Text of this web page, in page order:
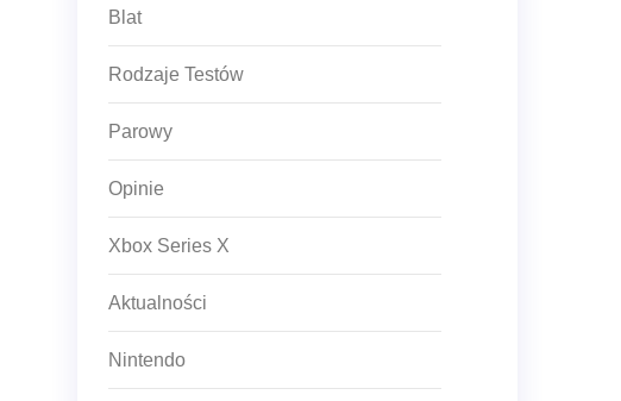
Blat
Rodzaje Testów
Parowy
Opinie
Xbox Series X
Aktualności
Nintendo